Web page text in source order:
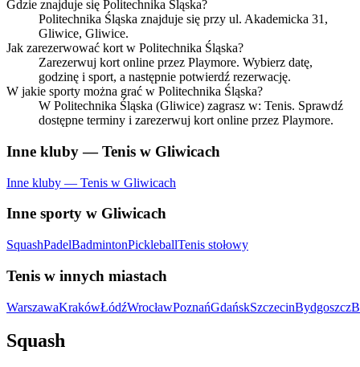
Gdzie znajduje się Politechnika Śląska?
Politechnika Śląska znajduje się przy ul. Akademicka 31,
Gliwice, Gliwice.
Jak zarezerwować kort w Politechnika Śląska?
Zarezerwuj kort online przez Playmore. Wybierz datę,
godzinę i sport, a następnie potwierdź rezerwację.
W jakie sporty można grać w Politechnika Śląska?
W Politechnika Śląska (Gliwice) zagrasz w: Tenis. Sprawdź
dostępne terminy i zarezerwuj kort online przez Playmore.
Inne kluby — Tenis w Gliwicach
Inne kluby — Tenis w Gliwicach
Inne sporty w Gliwicach
SquashPadelBadmintonPickleballTenis stołowy
Tenis w innych miastach
WarszawaKrakówŁódźWrocławPoznańGdańskSzczecinBydgoszcz
Squash